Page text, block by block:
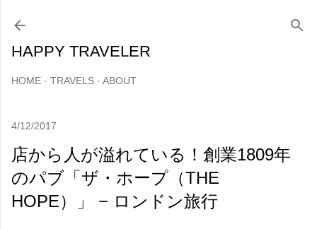
HAPPY TRAVELER
HOME TRAVELS ABOUT
4/12/2017
店から人が溢れている！創業1809年
のパブ「ザ・ホープ（THE
HOPE）」 − ロンドン旅行